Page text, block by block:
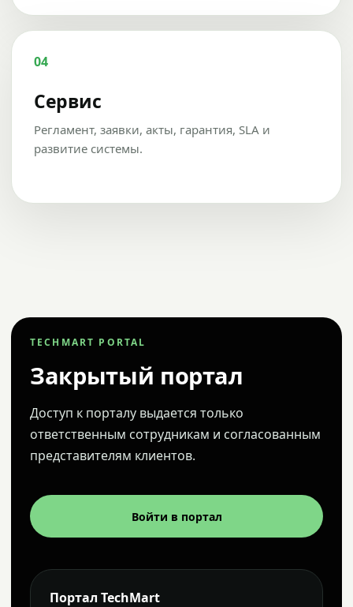
04
Сервис
Регламент, заявки, акты, гарантия, SLA и
развитие системы.
TECHMART PORTAL
Закрытый портал
Доступ к порталу выдается только
ответственным сотрудникам и согласованным
представителям клиентов.
Войти в портал
Портал TechMart